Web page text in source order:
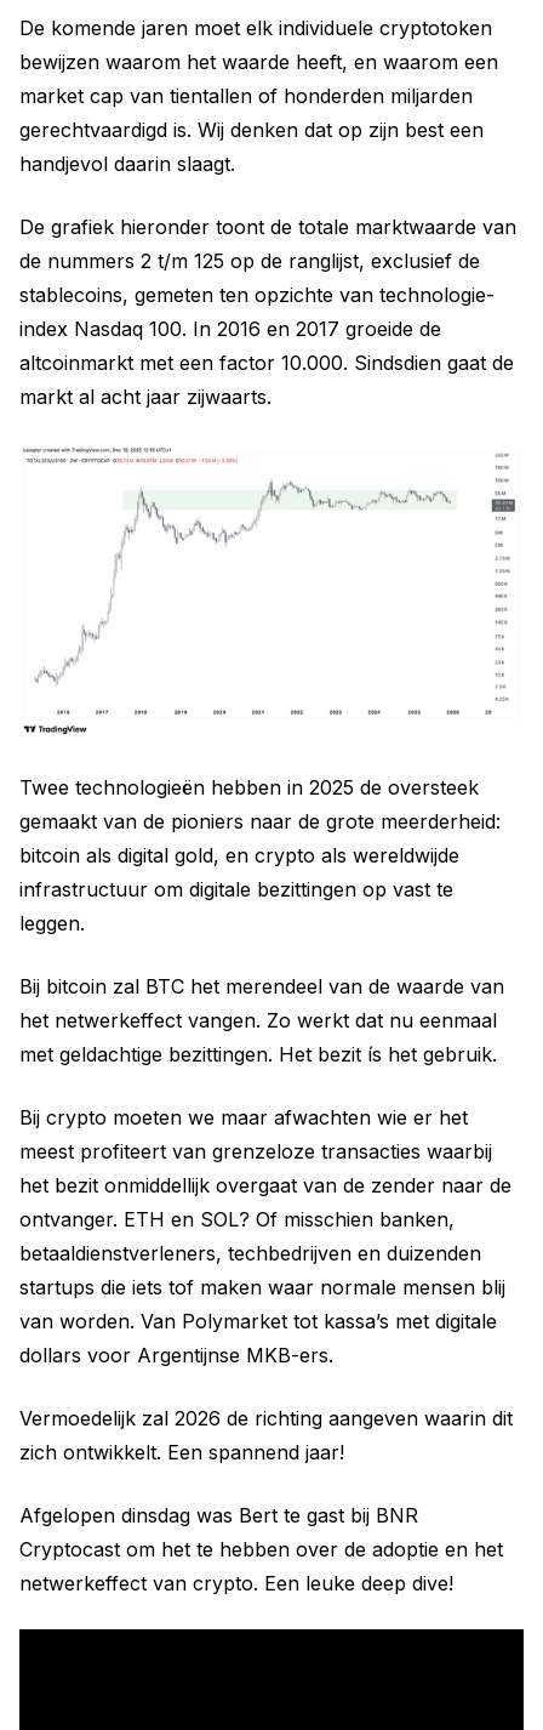
De komende jaren moet elk individuele cryptotoken
bewijzen waarom het waarde heeft, en waarom een
market cap van tientallen of honderden miljarden
gerechtvaardigd is. Wij denken dat op zijn best een
handjevol daarin slaagt.
De grafiek hieronder toont de totale marktwaarde van
de nummers 2 t/m 125 op de ranglijst, exclusief de
stablecoins, gemeten ten opzichte van technologie-
index Nasdaq 100. In 2016 en 2017 groeide de
altcoinmarkt met een factor 10.000. Sindsdien gaat de
markt al acht jaar zijwaarts.
Twee technologieën hebben in 2025 de oversteek
gemaakt van de pioniers naar de grote meerderheid:
bitcoin als digital gold, en crypto als wereldwijde
infrastructuur om digitale bezittingen op vast te
leggen.
Bij bitcoin zal BTC het merendeel van de waarde van
het netwerkeffect vangen. Zo werkt dat nu eenmaal
met geldachtige bezittingen. Het bezit ís het gebruik.
Bij crypto moeten we maar afwachten wie er het
meest profiteert van grenzeloze transacties waarbij
het bezit onmiddellijk overgaat van de zender naar de
ontvanger. ETH en SOL? Of misschien banken,
betaaldienstverleners, techbedrijven en duizenden
startups die iets tof maken waar normale mensen blij
van worden. Van Polymarket tot kassa’s met digitale
dollars voor Argentijnse MKB-ers.
Vermoedelijk zal 2026 de richting aangeven waarin dit
zich ontwikkelt. Een spannend jaar!
Afgelopen dinsdag was Bert te gast bij BNR
Cryptocast om het te hebben over de adoptie en het
netwerkeffect van crypto. Een leuke deep dive!